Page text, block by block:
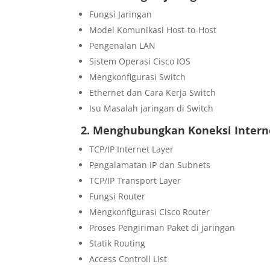
Fungsi Jaringan
Model Komunikasi Host-to-Host
Pengenalan LAN
Sistem Operasi Cisco IOS
Mengkonfigurasi Switch
Ethernet dan Cara Kerja Switch
Isu Masalah jaringan di Switch
2. Menghubungkan Koneksi
TCP/IP Internet Layer
Pengalamatan IP dan Subnets
TCP/IP Transport Layer
Fungsi Router
Mengkonfigurasi Cisco Router
Proses Pengiriman Paket di jaringan
Statik Routing
Access Controll List